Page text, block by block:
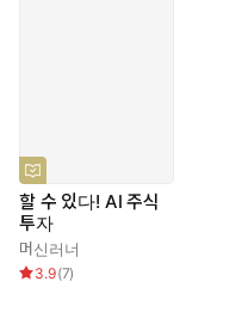
할 수 있다! AI 주식
투자
머신러너
3.9(7)